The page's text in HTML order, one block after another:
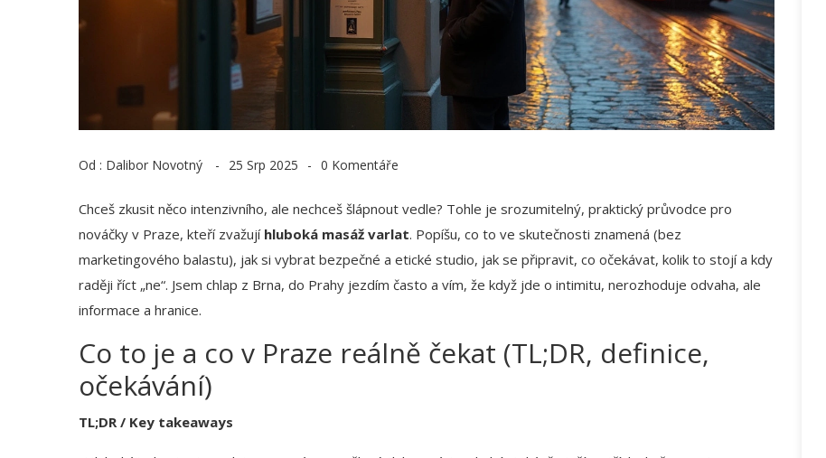
Od : Dalibor Novotný 25 Srp 2025 0 Komentáře
Chceš zkusit něco intenzivního, ale nechceš šlápnout vedle? Tohle je srozumitelný, praktický průvodce pro
nováčky v Praze, kteří zvažují hluboká masáž varlat. Popíšu, co to ve skutečnosti znamená (bez
marketingového balastu), jak si vybrat bezpečné a etické studio, jak se připravit, co očekávat, kolik to stojí a kdy
raději říct „ne“. Jsem chlap z Brna, do Prahy jezdím často a vím, že když jde o intimitu, nerozhoduje odvaha, ale
informace a hranice.
Co to je a co v Praze reálně čekat (TL;DR, definice,
očekávání)
TL;DR / Key takeaways